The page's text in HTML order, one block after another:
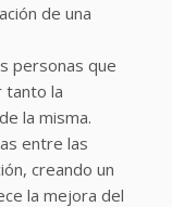
de una
personas que
tanto la
la misma.
entre las
creando un
la mejora del